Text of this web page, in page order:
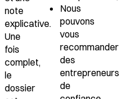
note
explicative.
Une
fois
complet,
le
dossier
Nous
pouvons
vous
recommander
des
entrepreneurs
de